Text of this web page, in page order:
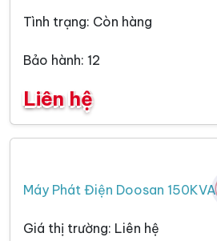
Tình trạng: Còn hàng
Bảo hành: 12
Liên hệ
Máy Phát Điện Doosan 150KVA
Giá thị trường: Liên hệ